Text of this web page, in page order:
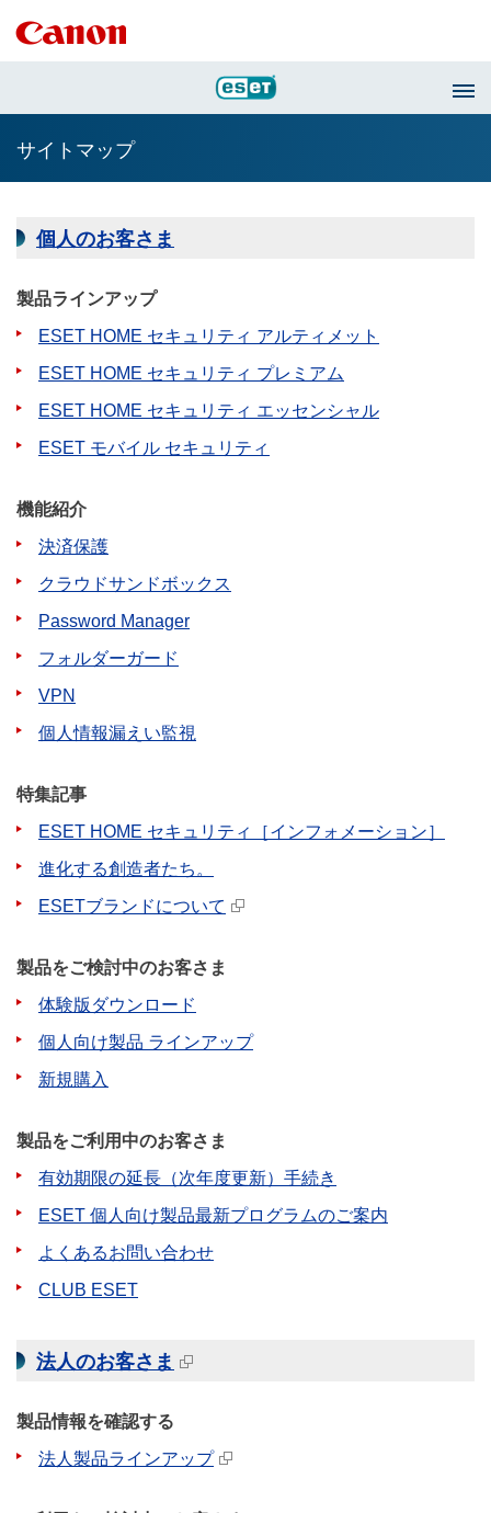
サイトマップ
個人のお客さま
製品ラインアップ
ESET HOME セキュリティ アルティメット
ESET HOME セキュリティ プレミアム
ESET HOME セキュリティ エッセンシャル
ESET モバイル セキュリティ
機能紹介
決済保護
クラウドサンドボックス
Password Manager
フォルダーガード
VPN
個人情報漏えい監視
特集記事
ESET HOME セキュリティ［インフォメーション］
進化する創造者たち。
ESETブランドについて
製品をご検討中のお客さま
体験版ダウンロード
個人向け製品 ラインアップ
新規購入
製品をご利用中のお客さま
有効期限の延長（次年度更新）手続き
ESET 個人向け製品最新プログラムのご案内
よくあるお問い合わせ
CLUB ESET
法人のお客さま
製品情報を確認する
法人製品ラインアップ